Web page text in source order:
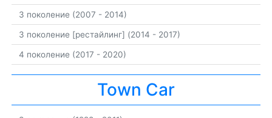
3 поколение (2007 - 2014)
3 поколение [рестайлинг] (2014 - 2017)
4 поколение (2017 - 2020)
Town Car